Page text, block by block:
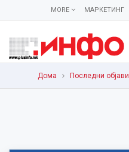
МАРКЕТИНГ
MORE
Дома Последни објави